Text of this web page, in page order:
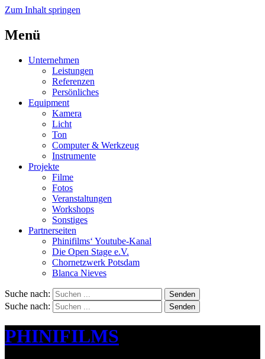
Zum Inhalt springen
Menü
Unternehmen
Leistungen
Referenzen
Persönliches
Equipment
Kamera
Licht
Ton
Computer & Werkzeug
Instrumente
Projekte
Filme
Fotos
Veranstaltungen
Workshops
Sonstiges
Partnerseiten
Phinifilms‘ Youtube-Kanal
Die Open Stage e.V.
Chornetzwerk Potsdam
Blanca Nieves
Suche nach: Senden
Suche nach: Senden
PHINIFILMS